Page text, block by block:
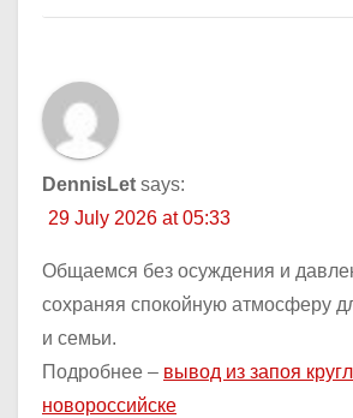
DennisLet says:
29 July 2026 at 05:33
Общаемся без осуждения и
сохраняя спокойную атмосферу
и семьи.
Подробнее – вывод из запоя
новороссийске